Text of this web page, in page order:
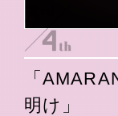
「
明け」